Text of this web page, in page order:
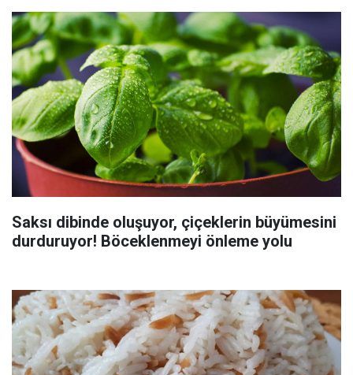
Saksı dibinde oluşuyor, çiçeklerin büyümesini
durduruyor! Böceklenmeyi önleme yolu